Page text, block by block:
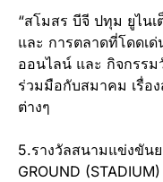
“สโมสร บีจี ปทุม ยูไน
และ การตลาดที่โดดเ
ออนไลน์ และ กิจกรร
ร่วมมือกับสมาคม เรื่อ
ต่างๆ
5.รางวัลสนามแข่งขัน
GROUND